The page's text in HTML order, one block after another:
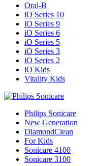
Oral-B
iO Series 10
iO Series 9
iO Series 6
iO Series 5
iO Series 3
iO Series 2
iO Kids
Vitality Kids
Philips Sonicare
New Generation
DiamondClean
For Kids
Sonicare 4100
Sonicare 3100